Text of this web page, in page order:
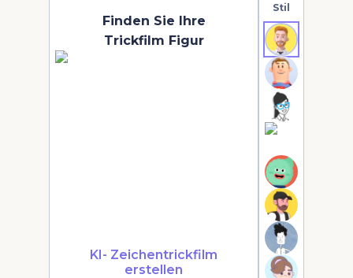
Finden Sie Ihre
Trickfilm Figur
KI- Zeichentrickfilm
erstellen
Stil